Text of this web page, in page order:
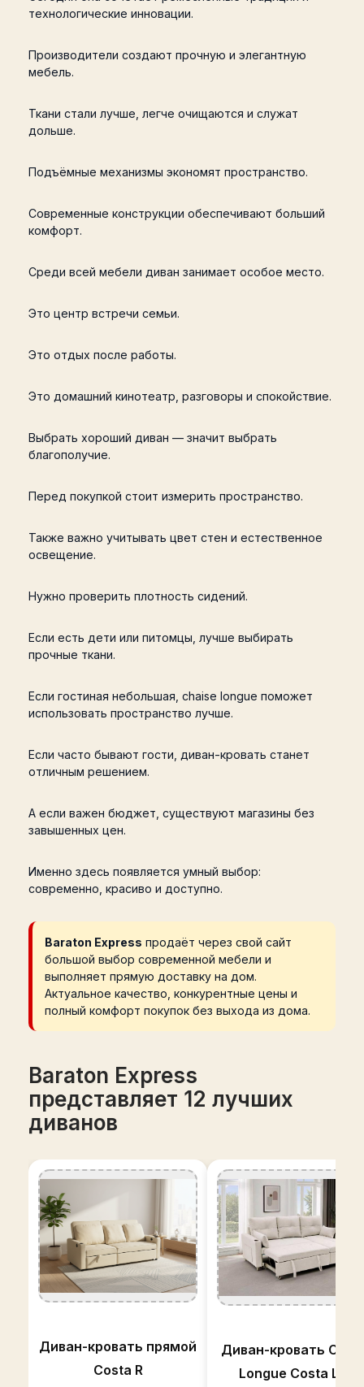
технологические инновации.
Производители создают прочную и элегантную
мебель.
Ткани стали лучше, легче очищаются и служат
дольше.
Подъёмные механизмы экономят пространство.
Современные конструкции обеспечивают больший
комфорт.
Среди всей мебели диван занимает особое место.
Это центр встречи семьи.
Это отдых после работы.
Это домашний кинотеатр, разговоры и спокойствие.
Выбрать хороший диван — значит выбрать
благополучие.
Перед покупкой стоит измерить пространство.
Также важно учитывать цвет стен и естественное
освещение.
Нужно проверить плотность сидений.
Если есть дети или питомцы, лучше выбирать
прочные ткани.
Если гостиная небольшая, chaise longue поможет
использовать пространство лучше.
Если часто бывают гости, диван-кровать станет
отличным решением.
А если важен бюджет, существуют магазины без
завышенных цен.
Именно здесь появляется умный выбор:
современно, красиво и доступно.
Baraton Express продаёт через свой сайт
большой выбор современной мебели и
выполняет прямую доставку на дом.
Актуальное качество, конкурентные цены и
полный комфорт покупок без выхода из дома.
Baraton Express
представляет 12 лучших
диванов
Диван-кровать прямой
Costa R
Диван-кровать
Longue Costa Lux